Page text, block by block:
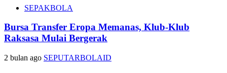
SEPAKBOLA
Bursa Transfer Eropa Memanas, Klub-Klub
Raksasa Mulai Bergerak
2 bulan ago SEPUTARBOLAID